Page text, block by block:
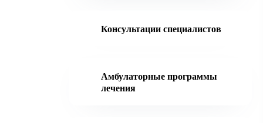
Консультации специалистов
Амбулаторные программы
лечения